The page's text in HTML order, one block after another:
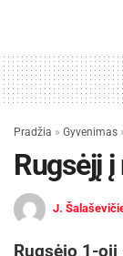
Pradžia » Gyvenimas
Rugsėjį
J.
Rugsėjo 1-oji